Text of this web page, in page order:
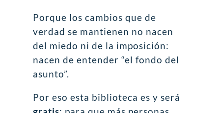
Porque los cambios que de
verdad se mantienen no nacen
del miedo ni de la imposición:
nacen de entender “el fondo del
asunto”.
Por eso esta biblioteca es y será